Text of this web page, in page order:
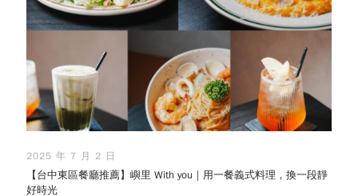
2025 年 7 月 2 日
【台中東區餐廳推薦】嶼里 With you｜用一餐義式料理，換一段靜
好時光